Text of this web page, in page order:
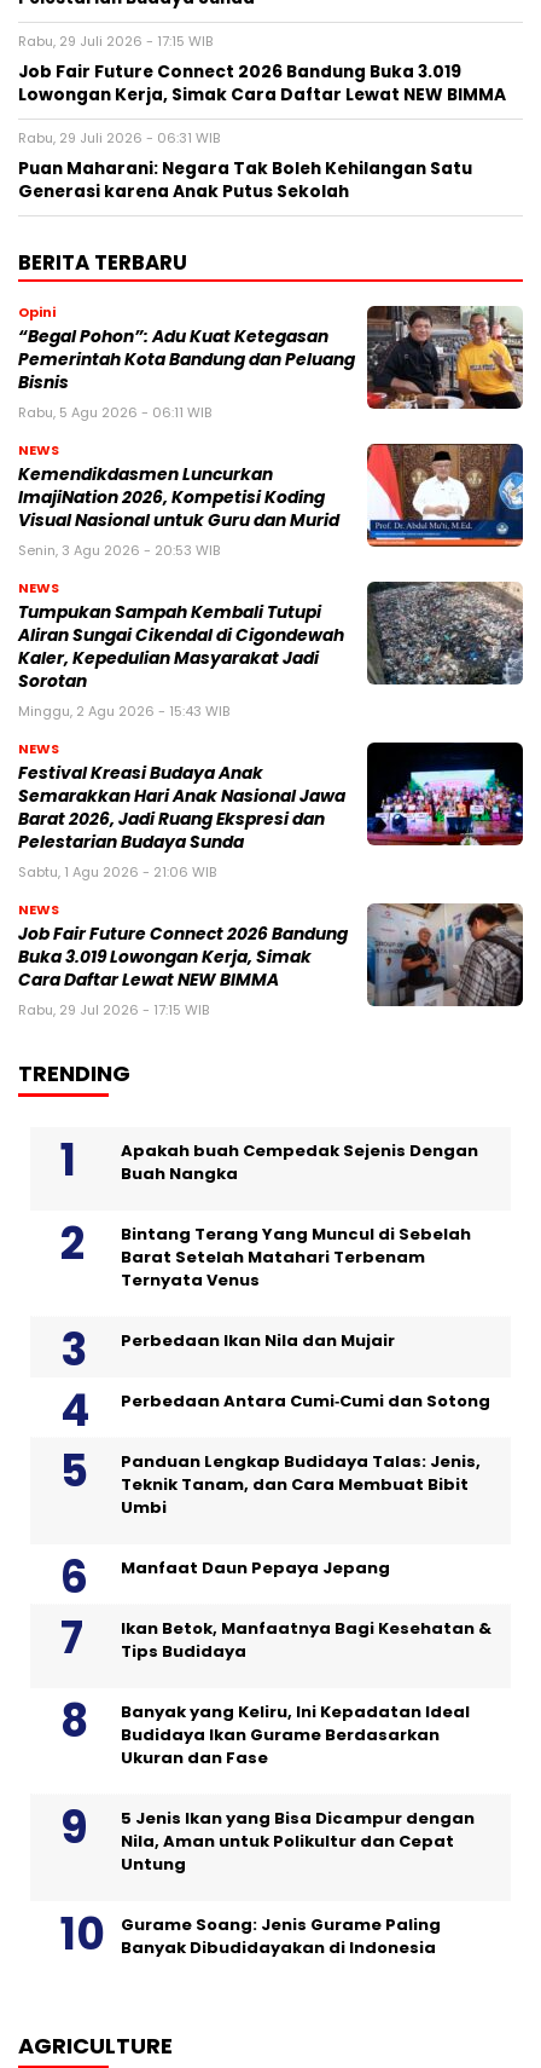
Rabu, 29 Juli 2026 - 17:15 WIB
Job Fair Future Connect 2026 Bandung Buka 3.019
Lowongan Kerja, Simak Cara Daftar Lewat NEW BIMMA
Rabu, 29 Juli 2026 - 06:31 WIB
Puan Maharani: Negara Tak Boleh Kehilangan Satu
Generasi karena Anak Putus Sekolah
BERITA TERBARU
Opini
“Begal Pohon”: Adu Kuat Ketegasan
Pemerintah Kota Bandung dan Peluang
Bisnis
Rabu, 5 Agu 2026 - 06:11 WIB
NEWS
Kemendikdasmen Luncurkan
ImajiNation 2026, Kompetisi Koding
Visual Nasional untuk Guru dan Murid
Senin, 3 Agu 2026 - 20:53 WIB
NEWS
Tumpukan Sampah Kembali Tutupi
Aliran Sungai Cikendal di Cigondewah
Kaler, Kepedulian Masyarakat Jadi
Sorotan
Minggu, 2 Agu 2026 - 15:43 WIB
NEWS
Festival Kreasi Budaya Anak
Semarakkan Hari Anak Nasional Jawa
Barat 2026, Jadi Ruang Ekspresi dan
Pelestarian Budaya Sunda
Sabtu, 1 Agu 2026 - 21:06 WIB
NEWS
Job Fair Future Connect 2026 Bandung
Buka 3.019 Lowongan Kerja, Simak
Cara Daftar Lewat NEW BIMMA
Rabu, 29 Jul 2026 - 17:15 WIB
TRENDING
Apakah buah Cempedak Sejenis Dengan
Buah Nangka
Bintang Terang Yang Muncul di Sebelah
Barat Setelah Matahari Terbenam
Ternyata Venus
Perbedaan Ikan Nila dan Mujair
Perbedaan Antara Cumi‑Cumi dan Sotong
Panduan Lengkap Budidaya Talas: Jenis,
Teknik Tanam, dan Cara Membuat Bibit
Umbi
Manfaat Daun Pepaya Jepang
Ikan Betok, Manfaatnya Bagi Kesehatan &
Tips Budidaya
Banyak yang Keliru, Ini Kepadatan Ideal
Budidaya Ikan Gurame Berdasarkan
Ukuran dan Fase
5 Jenis Ikan yang Bisa Dicampur dengan
Nila, Aman untuk Polikultur dan Cepat
Untung
Gurame Soang: Jenis Gurame Paling
Banyak Dibudidayakan di Indonesia
AGRICULTURE